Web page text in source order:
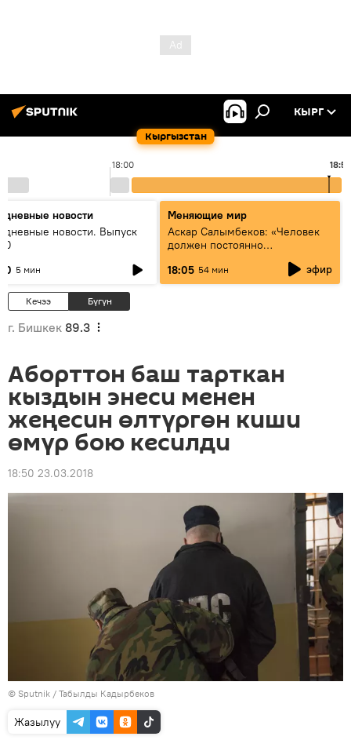
Кыргызстан
КЫРГ
18:00
новости
новости. Выпуск
5 мин
Меняющие мир
Аскар Салымбеков: «Человек
должен постоянно
18:05 54 мин эфир
Кечээ Бүгүн
г. Бишкек 89.3
Аборттон баш тарткан
кыздын энеси менен
жеңесин өлтүргөн киши
өмүр бою кесилди
18:50 23.03.2018
© Sputnik / Табылды Кадырбеков
Жазылуу